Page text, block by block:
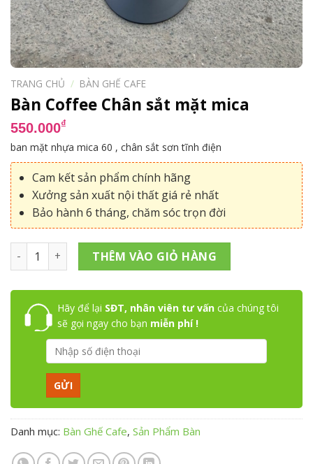
TRANG CHỦ / BÀN GHẾ CAFE
Bàn Coffee Chân sắt mặt mica
550.000₫
ban mặt nhựa mica 60 , chân sắt sơn tĩnh điện
Cam kết sản phẩm chính hãng
Xưởng sản xuất nội thất giá rẻ nhất
Bảo hành 6 tháng, chăm sóc trọn đời
Bàn Coffee Chân sắt mặt mica số lượng
THÊM VÀO GIỎ HÀNG
Hãy để lại SĐT, nhân viên tư vấncủa chúng tôi
sẽ gọi ngay cho bạn miễn phí !
Danh mục: Bàn Ghế Cafe, Sản Phẩm Bàn